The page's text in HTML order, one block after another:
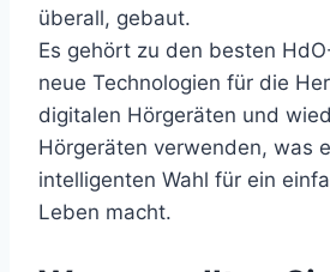
überall, gebaut.
Es gehört zu den besten
neue Technologien für die
digitalen Hörgeräten und
Hörgeräten verwenden, was
intelligenten Wahl für ein
Leben macht.